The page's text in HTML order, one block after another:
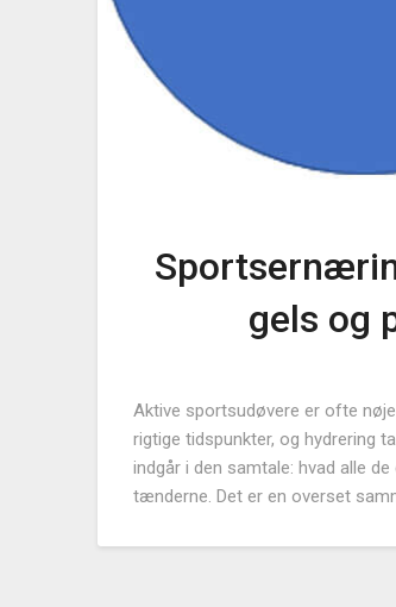
gels og
Aktive sportsudøvere er ofte
rigtige tidspunkter, og hydrering
indgår i den samtale: hvad alle
tænderne. Det er en overset